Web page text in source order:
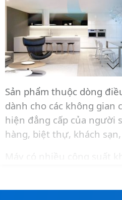
Sản phẩm thuộc dòng
dành cho các không gian
hiện đẳng cấp của người
hàng, biệt thự, khách
Máy có nhiều công suất
Liên hệ ngay đến